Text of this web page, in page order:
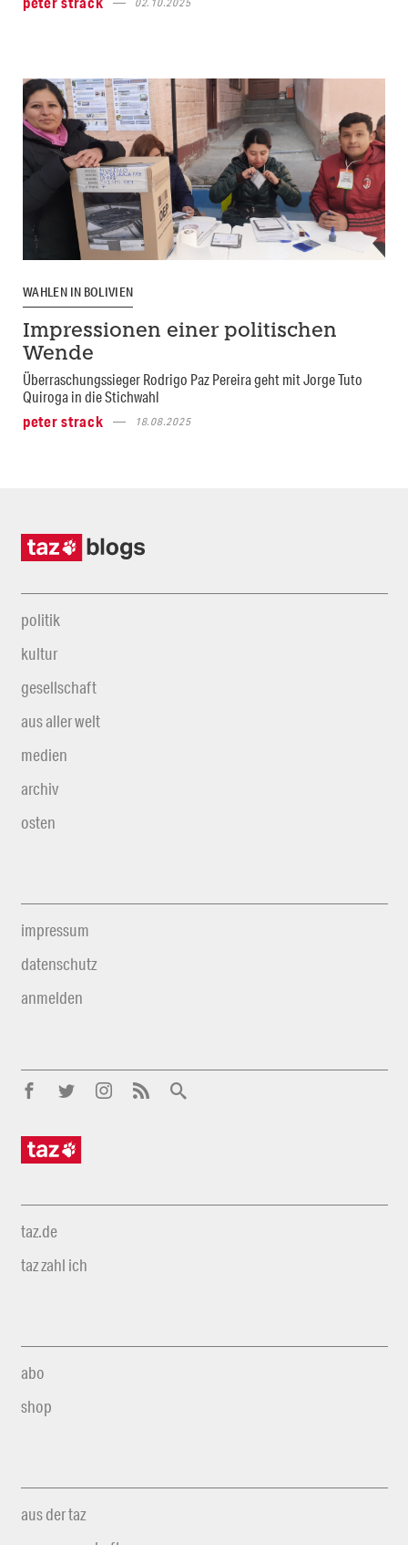
WAHLEN IN BOLIVIEN
Impressionen einer politischen
Wende
Überraschungssieger Rodrigo Paz Pereira geht mit Jorge Tuto
Quiroga in die Stichwahl
peter strack
18.08.2025
politik
kultur
gesellschaft
aus aller welt
medien
archiv
osten
impressum
datenschutz
anmelden
taz.de
taz zahl ich
abo
shop
aus der taz